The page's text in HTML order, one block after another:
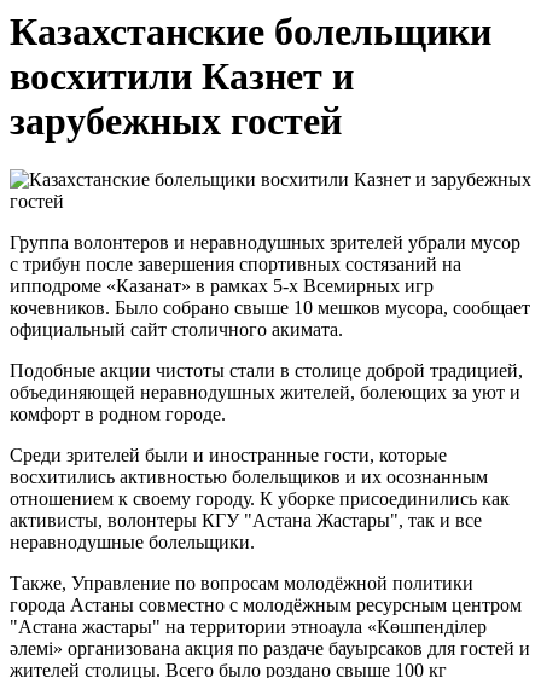
Казахстанские болельщики
восхитили Казнет и
зарубежных гостей
Группа волонтеров и неравнодушных зрителей убрали мусор
с трибун после завершения спортивных состязаний на
ипподроме «Казанат» в рамках 5-х Всемирных игр
кочевников. Было собрано свыше 10 мешков мусора, сообщает
официальный сайт столичного акимата.
Подобные акции чистоты стали в столице доброй традицией,
объединяющей неравнодушных жителей, болеющих за уют и
комфорт в родном городе.
Среди зрителей были и иностранные гости, которые
восхитились активностью болельщиков и их осознанным
отношением к своему городу. К уборке присоединились как
активисты, волонтеры КГУ "Астана Жастары", так и все
неравнодушные болельщики.
Также, Управление по вопросам молодёжной политики
города Астаны совместно с молодёжным ресурсным центром
"Астана жастары" на территории этноаула «Көшпенділер
әлемі» организована акция по раздаче бауырсаков для гостей и
жителей столицы. Всего было роздано свыше 100 кг